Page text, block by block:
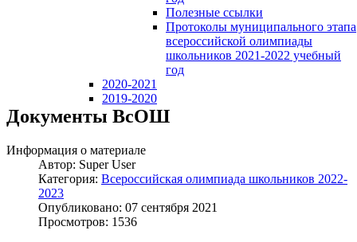
Полезные ссылки
Протоколы муниципального этапа
всероссийской олимпиады
школьников 2021-2022 учебный
год
2020-2021
2019-2020
Документы ВсОШ
Информация о материале
Автор: Super User
Категория: Всероссийская олимпиада школьников 2022-
2023
Опубликовано: 07 сентября 2021
Просмотров: 1536